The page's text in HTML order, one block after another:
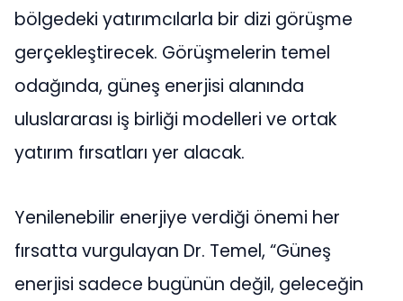
bölgedeki yatırımcılarla bir dizi görüşme
gerçekleştirecek. Görüşmelerin temel
odağında, güneş enerjisi alanında
uluslararası iş birliği modelleri ve ortak
yatırım fırsatları yer alacak.
Yenilenebilir enerjiye verdiği önemi her
fırsatta vurgulayan Dr. Temel, “Güneş
enerjisi sadece bugünün değil, geleceğin